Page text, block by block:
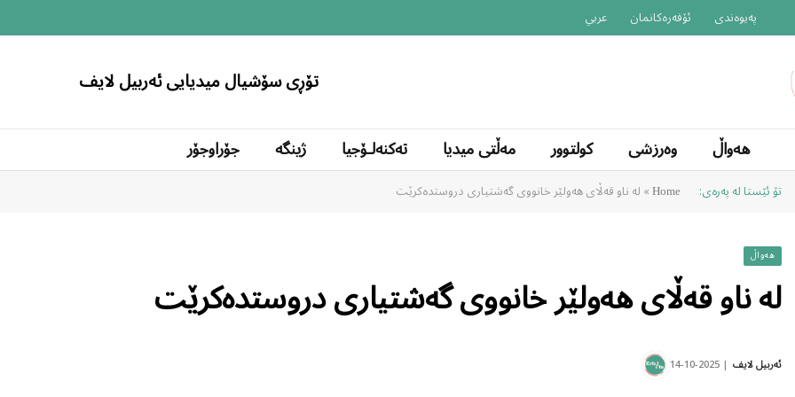
پەیوەندی ئۆفەرەکانمان عربي
تۆڕی سۆشیال میدیایی ئەربیل لایف
هەواڵ وەرزشی کولتوور مەڵتی میدیا تەکنەلۆجیا ژینگە جۆراوجۆر
تۆ ئێستا لە پەرەی: Home
»لە ناو قەڵای هەولێر خانووی گەشتیاری دروستدەکرێت
هەواڵ
لە ناو قەڵای هەولێر خانووی گەشتیاری دروستدەکرێت
ئەربیل لایف 2025-10-14